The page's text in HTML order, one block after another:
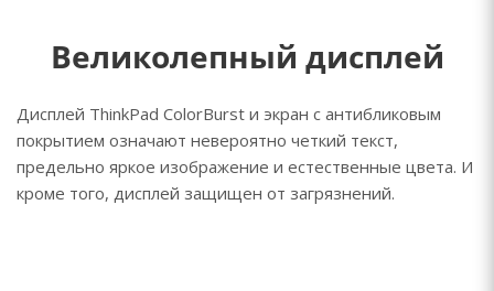
Великолепный дисплей
Дисплей ThinkPad ColorBurst и экран с антибликовым
покрытием означают невероятно четкий текст,
предельно яркое изображение и естественные цвета. И
кроме того, дисплей защищен от загрязнений.